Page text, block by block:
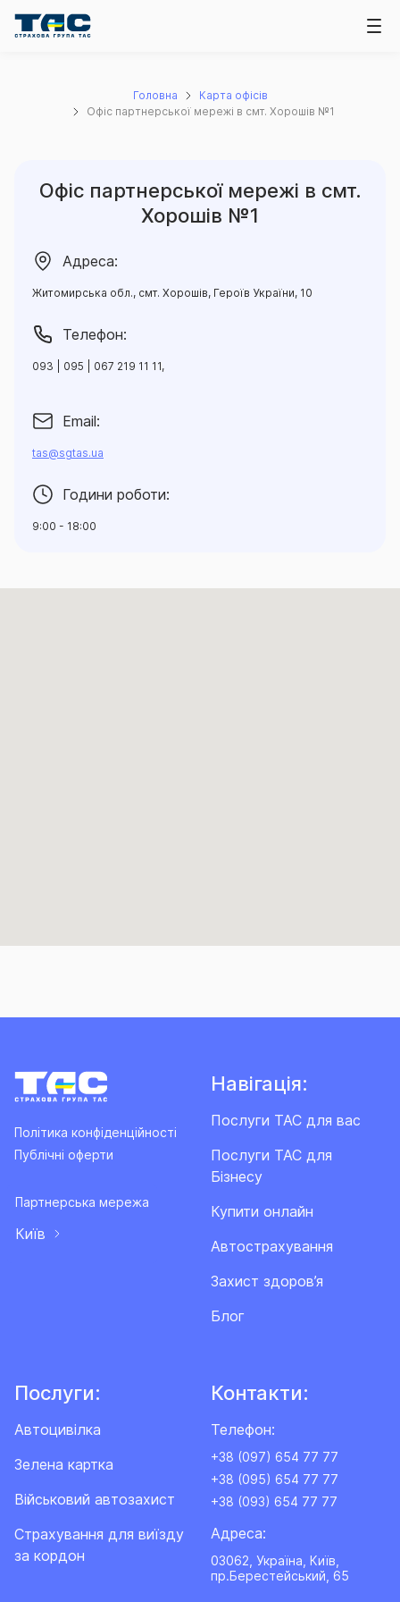
Головна
Карта офісів
Офіс партнерської мережі в смт. Хорошів №1
Офіс партнерської мережі в смт.
Хорошів №1
Адреса:
Житомирська обл., смт. Хорошів, Героїв України, 10
Телефон:
093 | 095 | 067 219 11 11,
Email:
tas@sgtas.ua
Години роботи:
9:00 - 18:00
Політика конфіденційності
Публічні оферти
Партнерська мережа
Київ
Навігація:
Послуги ТАС для вас
Послуги ТАС для
Бізнесу
Купити онлайн
Автострахування
Захист здоров’я
Блог
Послуги:
Автоцивілка
Зелена картка
Військовий автозахист
Cтрахування для виїзду
за кордон
Контакти:
Телефон:
+38 (097) 654 77 77
+38 (095) 654 77 77
+38 (093) 654 77 77
Адреса:
03062, Україна, Київ,
пр.Берестейський, 65